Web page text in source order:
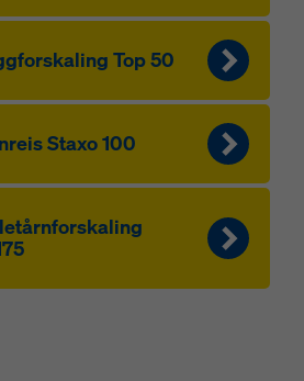
Top 50
Staxo 100